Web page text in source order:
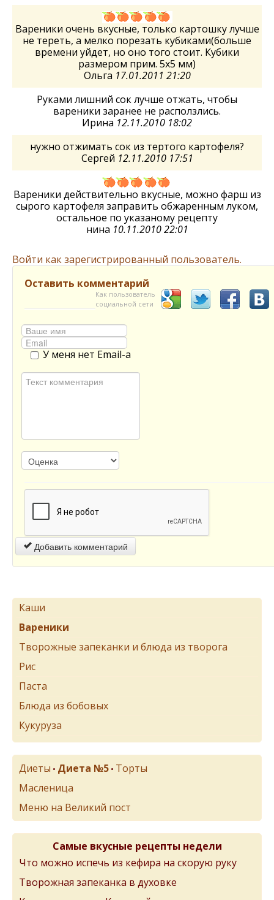
Вареники очень вкусные, только картошку лучше
не тереть, а мелко порезать кубиками(больше
времени уйдет, но оно того стоит. Кубики
размером прим. 5х5 мм)
Ольга 17.01.2011 21:20
Руками лишний сок лучше отжать, чтобы
вареники заранее не расползлись.
Ирина 12.11.2010 18:02
нужно отжимать сок из тертого картофеля?
Сергей 12.11.2010 17:51
Вареники действительно вкусные, можно фарш из
сырого картофеля заправить обжаренным луком,
остальное по указаному рецепту
нина 10.11.2010 22:01
Войти как зарегистрированный пользователь.
Оставить комментарий
Как пользователь
социальной сети
У меня нет Email-а
Добавить комментарий
Каши
Вареники
Творожные запеканки и блюда из творога
Рис
Паста
Блюда из бобовых
Кукуруза
Диеты • Диета №5 • Торты
Масленица
Меню на Великий пост
Самые вкусные рецепты недели
Что можно испечь из кефира на скорую руку
Творожная запеканка в духовке